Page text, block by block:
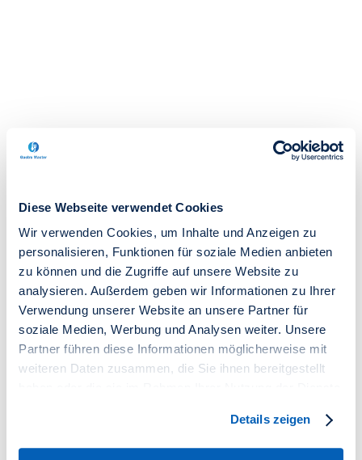
Diese Webseite verwendet Cookies
Wir verwenden Cookies, um Inhalte und Anzeigen zu
personalisieren, Funktionen für soziale Medien anbieten
zu können und die Zugriffe auf unsere Website zu
analysieren. Außerdem geben wir Informationen zu Ihrer
Verwendung unserer Website an unsere Partner für
soziale Medien, Werbung und Analysen weiter. Unsere
Partner führen diese Informationen möglicherweise mit
weiteren Daten zusammen, die Sie ihnen bereitgestellt
Details zeigen